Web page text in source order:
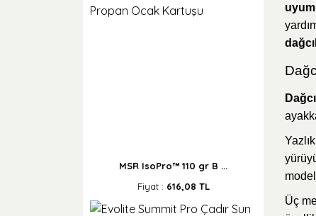
MSR IsoPro™ 110 gr B ...
Fiyat : 616,08 TL
Yazlık
Üç